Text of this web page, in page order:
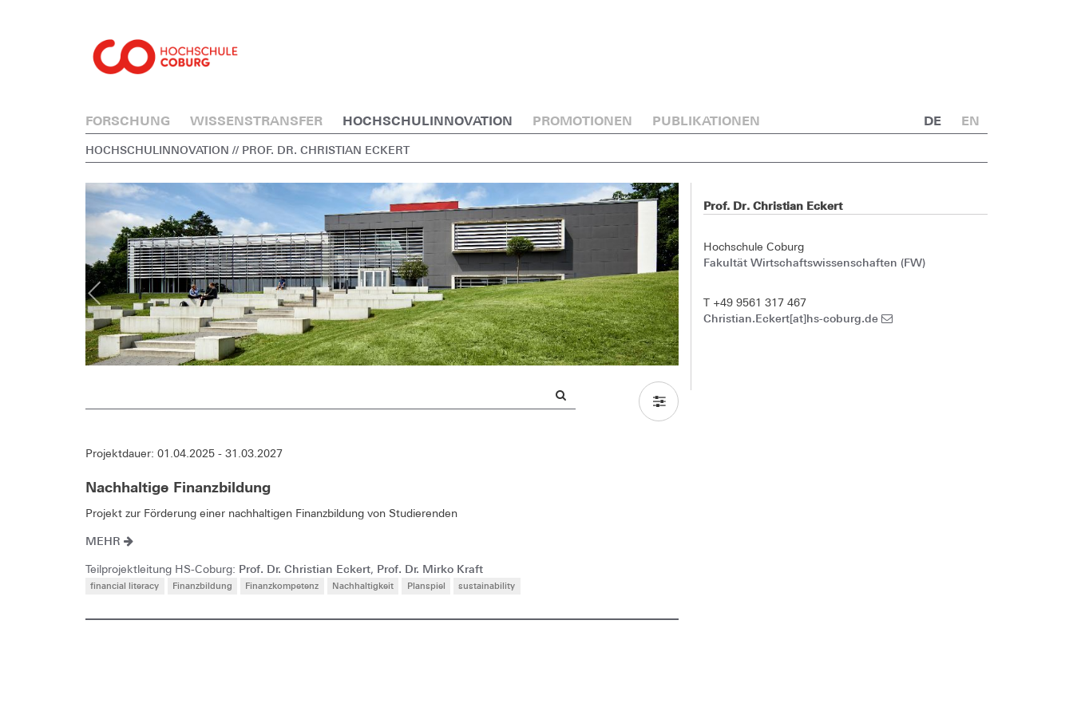
FORSCHUNG WISSENSTRANSFER HOCHSCHULINNOVATION PROMOTIONEN PUBLIKATIONEN DE EN
HOCHSCHULINNOVATION // PROF. DR. CHRISTIAN ECKERT
Projektdauer: 01.04.2025 - 31.03.2027
Nachhaltige Finanzbildung
Projekt zur Förderung einer nachhaltigen Finanzbildung von Studierenden
MEHR
Teilprojektleitung HS-Coburg: Prof. Dr. Christian Eckert, Prof. Dr. Mirko Kraft
financial literacy Finanzbildung Finanzkompetenz Nachhaltigkeit Planspiel sustainability
Prof. Dr. Christian Eckert
Hochschule Coburg
Fakultät Wirtschaftswissenschaften (FW)
T +49 9561 317 467
Christian.Eckert[at]hs-coburg.de